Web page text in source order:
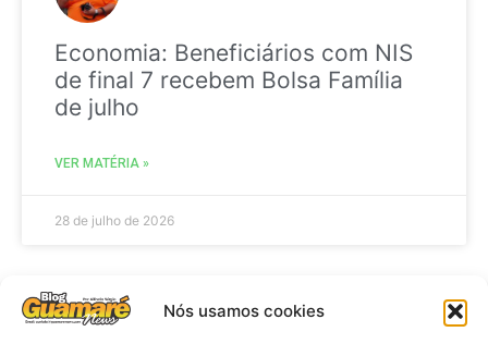
Nós usamos cookies
Economia: Beneficiários com NIS
de final 7 recebem Bolsa Família
de julho
VER MATÉRIA »
28 de julho de 2026
NOTICIA POLICIAL